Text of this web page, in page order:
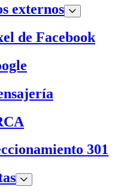
externos
de Facebook
301